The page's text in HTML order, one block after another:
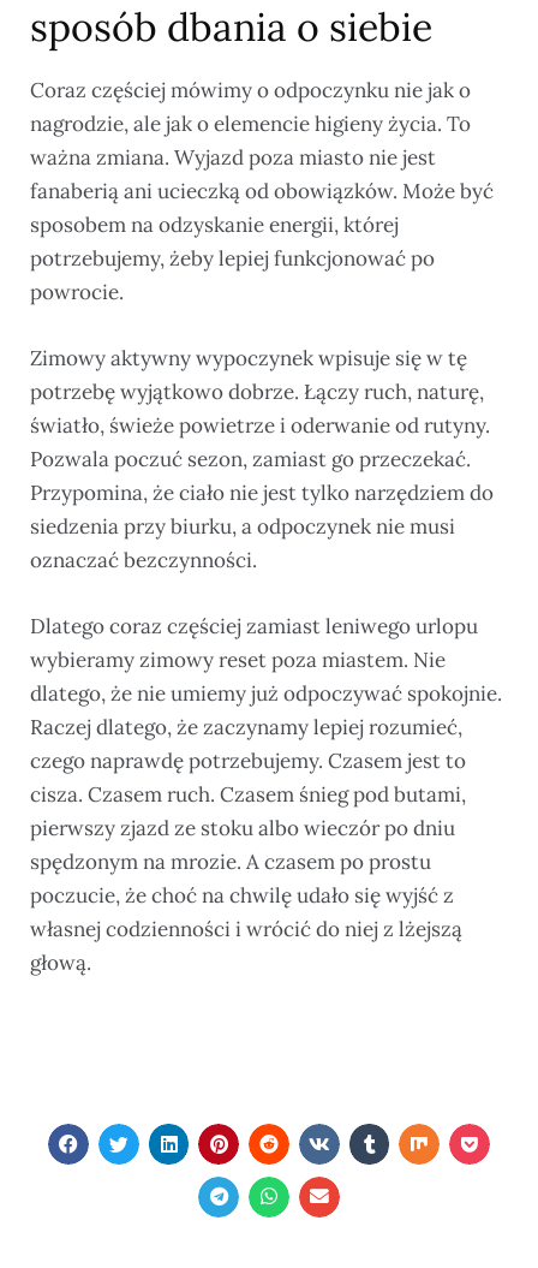
sposób dbania o siebie
Coraz częściej mówimy o odpoczynku nie jak o
nagrodzie, ale jak o elemencie higieny życia. To
ważna zmiana. Wyjazd poza miasto nie jest
fanaberią ani ucieczką od obowiązków. Może być
sposobem na odzyskanie energii, której
potrzebujemy, żeby lepiej funkcjonować po
powrocie.
Zimowy aktywny wypoczynek wpisuje się w tę
potrzebę wyjątkowo dobrze. Łączy ruch, naturę,
światło, świeże powietrze i oderwanie od rutyny.
Pozwala poczuć sezon, zamiast go przeczekać.
Przypomina, że ciało nie jest tylko narzędziem do
siedzenia przy biurku, a odpoczynek nie musi
oznaczać bezczynności.
Dlatego coraz częściej zamiast leniwego urlopu
wybieramy zimowy reset poza miastem. Nie
dlatego, że nie umiemy już odpoczywać spokojnie.
Raczej dlatego, że zaczynamy lepiej rozumieć,
czego naprawdę potrzebujemy. Czasem jest to
cisza. Czasem ruch. Czasem śnieg pod butami,
pierwszy zjazd ze stoku albo wieczór po dniu
spędzonym na mrozie. A czasem po prostu
poczucie, że choć na chwilę udało się wyjść z
własnej codzienności i wrócić do niej z lżejszą
głową.